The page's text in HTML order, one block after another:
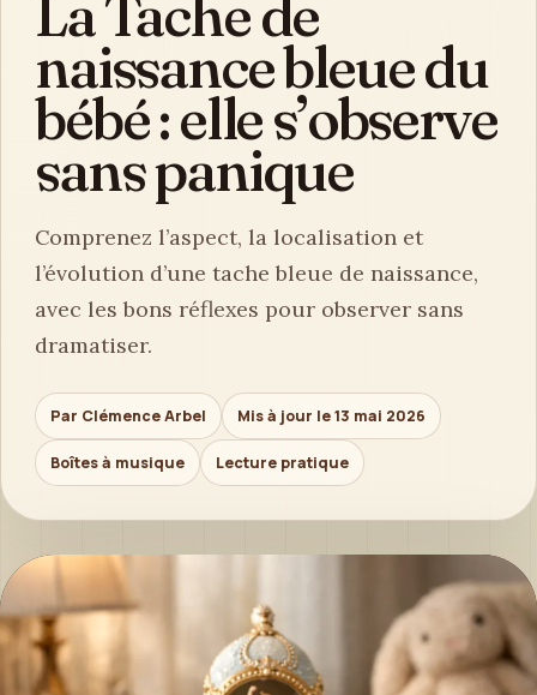
La Tache de
naissance bleue du
bébé : elle s’observe
sans panique
Comprenez l’aspect, la localisation et
l’évolution d’une tache bleue de naissance,
avec les bons réflexes pour observer sans
dramatiser.
Par Clémence Arbel Mis à jour le 13 mai 2026
Boîtes à musique Lecture pratique